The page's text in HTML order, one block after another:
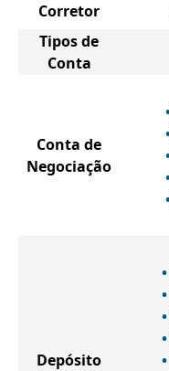
Corretor
Tipos de
Conta
Conta de
Negociação
Depósito